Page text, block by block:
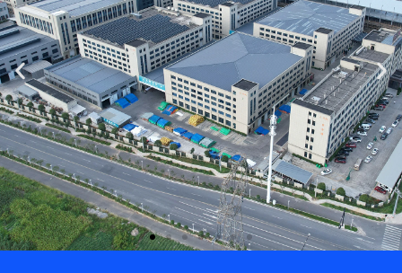
Previous
slide